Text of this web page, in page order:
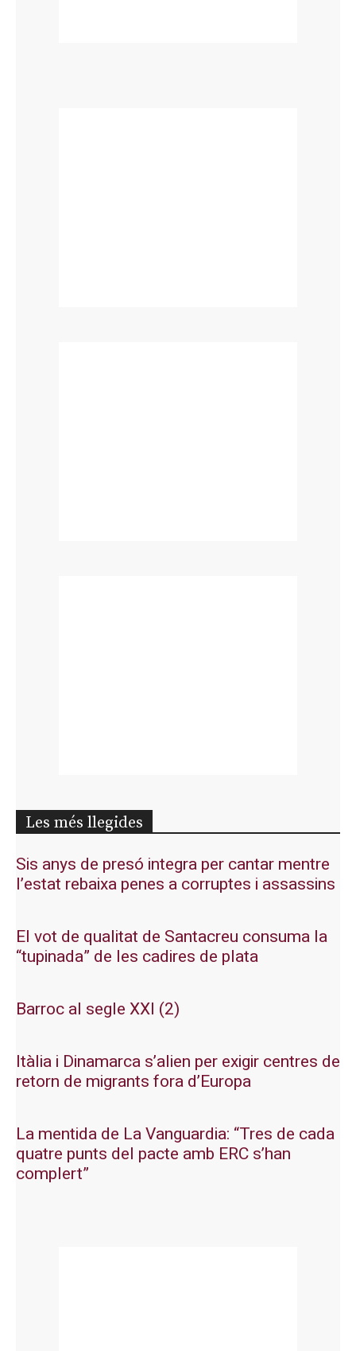
Les més llegides
Sis anys de presó integra per cantar mentre
l’estat rebaixa penes a corruptes i assassins
El vot de qualitat de Santacreu consuma la
“tupinada” de les cadires de plata
Barroc al segle XXI (2)
Itàlia i Dinamarca s’alien per exigir centres de
retorn de migrants fora d’Europa
La mentida de La Vanguardia: “Tres de cada
quatre punts del pacte amb ERC s’han
complert”